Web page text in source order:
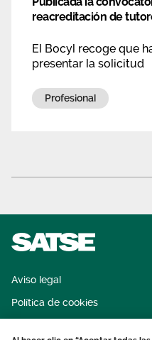
reacreditación de
El Bocyl recoge que
presentar la solicitud
Profesional
Aviso legal
Política de cookies